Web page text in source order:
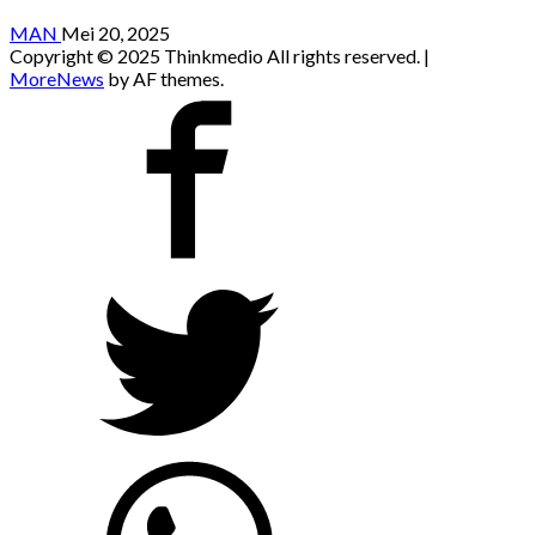
MAN Mei 20, 2025
Copyright © 2025 Thinkmedio All rights reserved. |
MoreNews by AF themes.